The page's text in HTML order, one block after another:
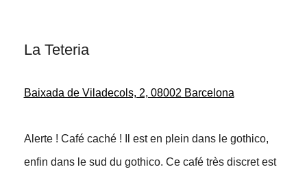
La Teteria
Baixada de Viladecols, 2, 08002 Barcelona
Alerte ! Café caché ! Il est en plein dans le gothico,
enfin dans le sud du gothico. Ce café très discret est